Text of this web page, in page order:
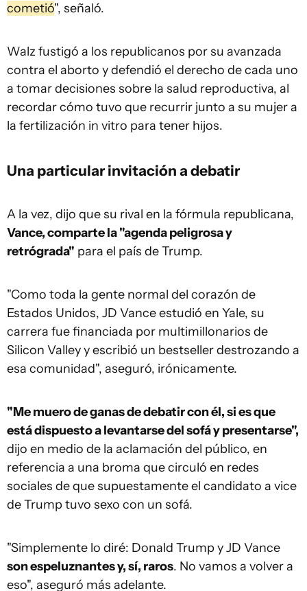
cometió", señaló.
Walz fustigó a los republicanos por su avanzada
contra el aborto y defendió el derecho de cada uno
a tomar decisiones sobre la salud reproductiva, al
recordar cómo tuvo que recurrir junto a su mujer a
la fertilización in vitro para tener hijos.
Una particular invitación a debatir
A la vez, dijo que su rival en la fórmula republicana,
Vance, comparte la "agenda peligrosa y
retrógrada" para el país de Trump.
"Como toda la gente normal del corazón de
Estados Unidos, JD Vance estudió en Yale, su
carrera fue financiada por multimillonarios de
Silicon Valley y escribió un bestseller destrozando a
esa comunidad", aseguró, irónicamente.
"Me muero de ganas de debatir con él, si es que
está dispuesto a levantarse del sofá y presentarse",
dijo en medio de la aclamación del público, en
referencia a una broma que circuló en redes
sociales de que supuestamente el candidato a vice
de Trump tuvo sexo con un sofá.
"Simplemente lo diré: Donald Trump y JD Vance
son espeluznantes y, sí, raros. No vamos a volver a
eso", aseguró más adelante.